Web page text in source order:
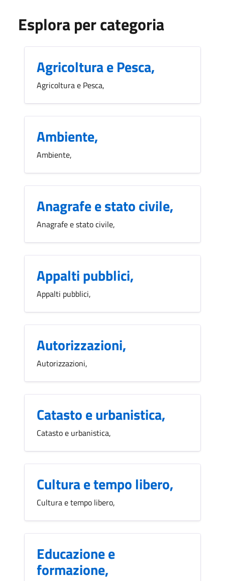
Esplora per categoria
Agricoltura e Pesca,
Agricoltura e Pesca,
Ambiente,
Ambiente,
Anagrafe e stato civile,
Anagrafe e stato civile,
Appalti pubblici,
Appalti pubblici,
Autorizzazioni,
Autorizzazioni,
Catasto e urbanistica,
Catasto e urbanistica,
Cultura e tempo libero,
Cultura e tempo libero,
Educazione e
formazione,